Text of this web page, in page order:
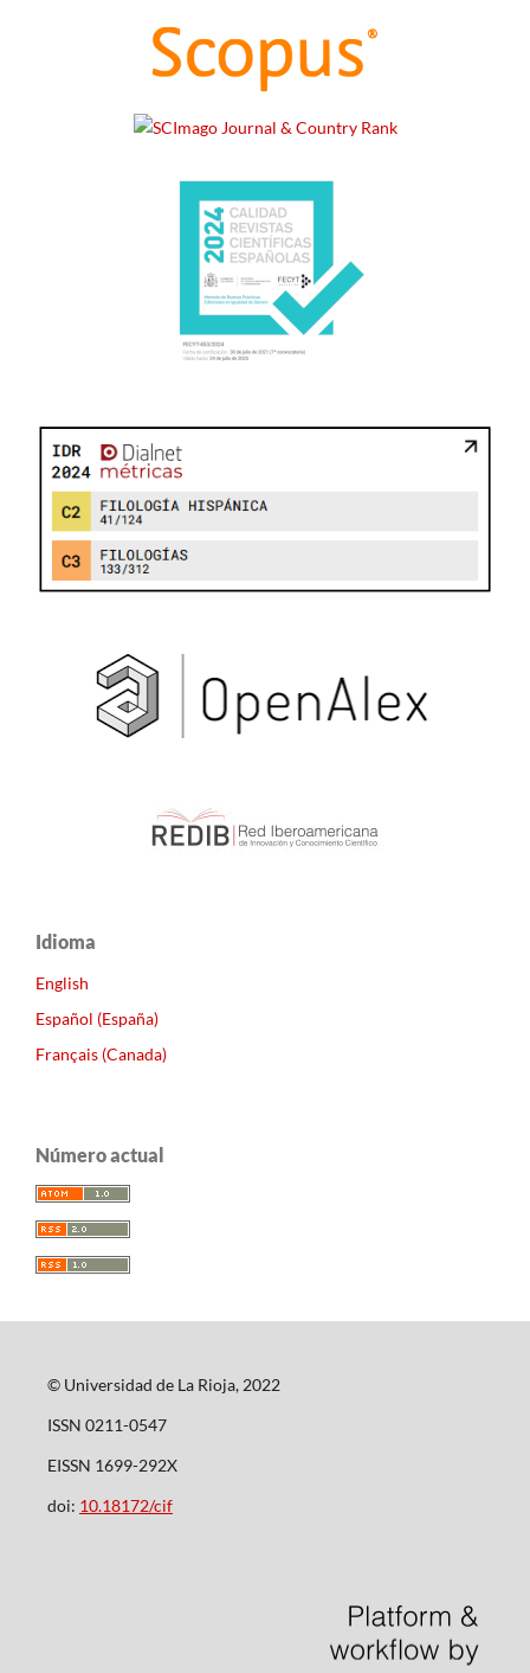
Idioma
English
Español (España)
Français (Canada)
Número actual
© Universidad de La Rioja, 2022
ISSN 0211-0547
EISSN 1699-292X
doi: 10.18172/cif